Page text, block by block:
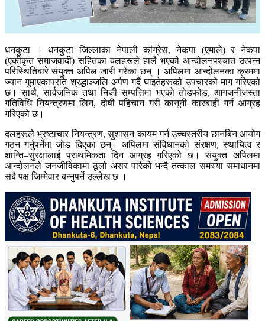
धनकुटा । धनकुटा जिल्लाका नेपाली कांग्रेस, नेकपा (एमाले) र नेकपा
(एकीकृत समाजवादी) सहितका दलहरूले हालै भएको आन्दोलनपश्चात उत्पन्न
परिस्थितिबारे संयुक्त अपिल जारी गरेका छन् । अपिलमा आन्दोलनका क्रममा
ज्यान गुमाएकाप्रति श्रद्धाञ्जलि अर्पण गर्दै घाइतेहरूको उपचारको माग गरिएको
छ। साथै, सार्वजनिक तथा निजी सम्पत्तिमा भएको तोडफोड, आगजनीजस्ता
गतिविधि नियन्त्रणमा लिन, दोषी पहिचान गरी कानूनी कारबाही गर्न आग्रह
गरिएको छ।
दलहरूले भ्रष्टाचार नियन्त्रण, सुशासन कायम गर्न उच्चस्तरीय छानबिन आयोग
गठन गर्नुपर्नेमा जोड दिएका छन्। अपिलमा संविधानको संरक्षण, स्थायित्व र
शान्ति–सुरक्षालाई प्राथमिकता दिन आग्रह गरिएको छ। संयुक्त अपिलमा
आन्दोलनले जनजीविकामा ठूलो असर पारेको भन्दै तत्काल समस्या समाधानमा
सबै पक्ष जिम्मेवार बन्नुपर्ने उल्लेख छ ।